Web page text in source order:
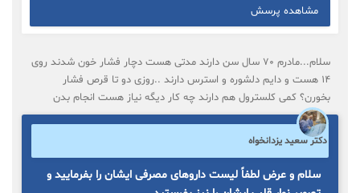
مشاهده پرسش
سلام...مادرم ۷۰ سال سن دارند مدتی هست دچار فشار خون شدند روی
۱۴ هست و دایم دلشوره و استرس دارند ..روزی دو تا قرص فشار
بخورن؟ کمی کلسترول هم دارند چه کار دیگه نیاز هست انجام بدن
دکتر سعید یزدانخواه
سلام و عرض لطفاً لیست داروهای مصرفی ایشان را بفرمایید و